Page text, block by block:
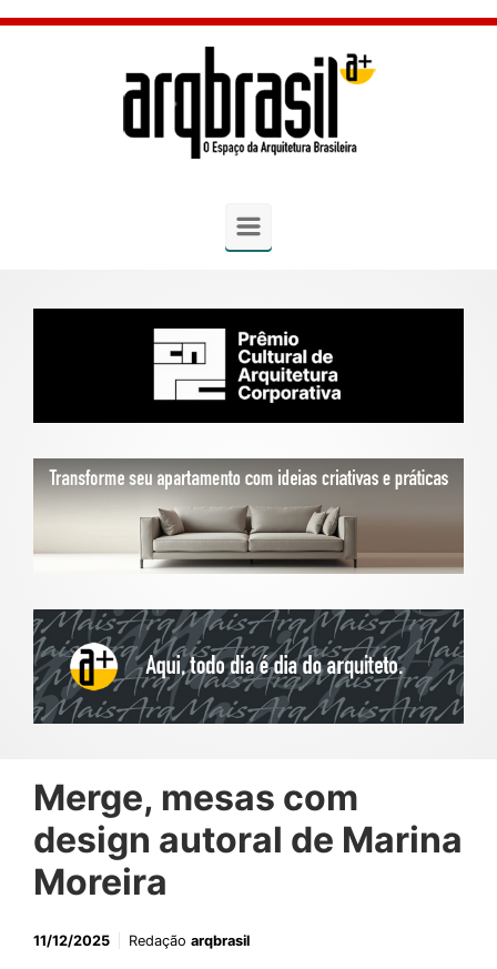
Skip to main content
Merge, mesas com
design autoral de Marina
Moreira
11/12/2025 Redação arqbrasil